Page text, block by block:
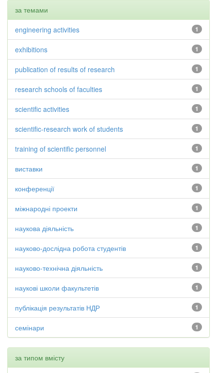
за темами
1
engineering activities
1
exhibitions
1
publication of results of research
1
research schools of faculties
1
scientific activities
1
scientific-research work of students
1
training of scientific personnel
1
виставки
1
конференції
1
міжнародні проекти
1
наукова діяльність
1
науково-дослідна робота студентів
1
науково-технічна діяльність
1
наукові школи факультетів
1
публікація результатів НДР
1
семінари
за типом вмісту